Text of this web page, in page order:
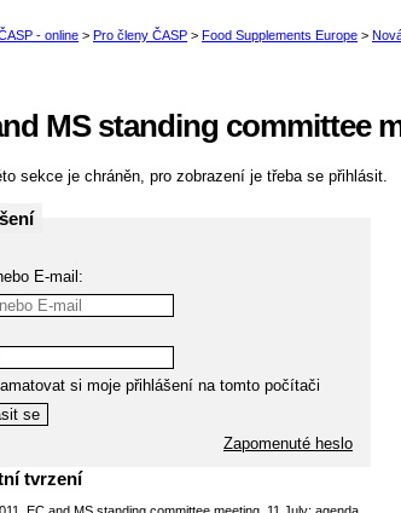
MS standing committee
sekce je chráněn, pro zobrazení je třeba se přihlásit.
E-mail:
si moje přihlášení na tomto počítači
Zapomenuté heslo
tvrzení